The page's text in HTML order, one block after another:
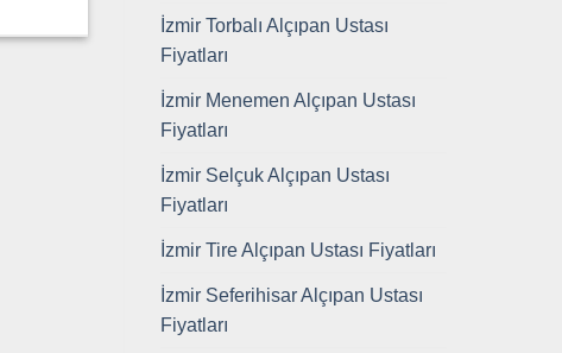
İzmir Torbalı Alçıpan Ustası
Fiyatları
İzmir Menemen Alçıpan Ustası
Fiyatları
İzmir Selçuk Alçıpan Ustası
Fiyatları
İzmir Tire Alçıpan Ustası Fiyatları
İzmir Seferihisar Alçıpan Ustası
Fiyatları